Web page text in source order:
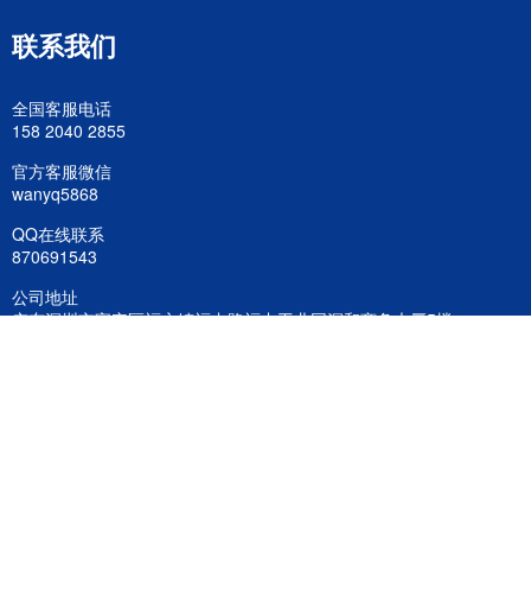
联系我们
全国客服电话
158 2040 2855
官方客服微信
wanyq5868
QQ在线联系
870691543
公司地址
广东深圳市宝安区福永镇福中路福中工业园深和商务大厦5楼